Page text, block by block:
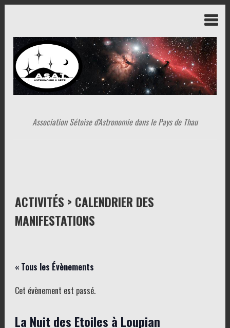
Association Sétoise d'Astronomie dans le Pays de Thau
ACTIVITÉS > CALENDRIER DES
MANIFESTATIONS
« Tous les Évènements
Cet évènement est passé.
La Nuit des Etoiles à Loupian